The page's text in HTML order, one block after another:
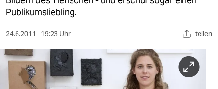
gesellschaft
kultur
sport
berlin
Publikumsliebling.
24.6.2011 19:23 Uhr teilen